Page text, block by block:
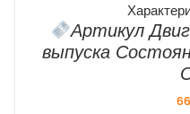
Артикул
выпуска